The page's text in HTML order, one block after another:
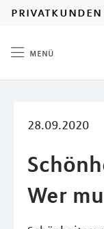
privatkunden
menü
28.09.2020
Wer